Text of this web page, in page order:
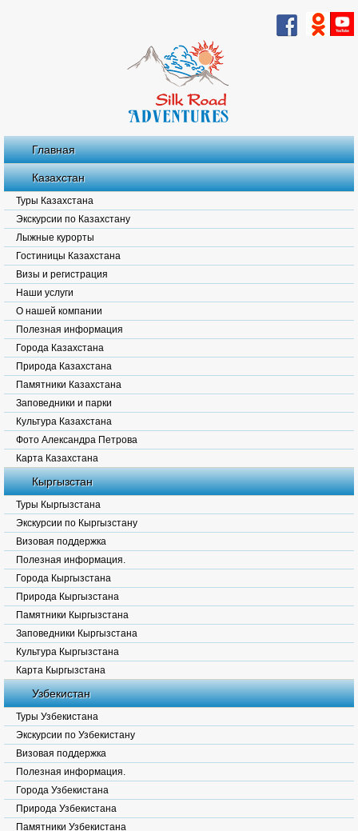
Главная
Казахстан
Туры Казахстана
Экскурсии по Казахстану
Лыжные курорты
Гостиницы Казахстана
Визы и регистрация
Наши услуги
О нашей компании
Полезная информация
Города Казахстана
Природа Казахстана
Памятники Казахстана
Заповедники и парки
Культура Казахстана
Фото Александра Петрова
Карта Казахстана
Кыргызстан
Туры Кыргызстана
Экскурсии по Кыргызстану
Визовая поддержка
Полезная информация.
Города Кыргызстана
Природа Кыргызстана
Памятники Кыргызстана
Заповедники Кыргызстана
Культура Кыргызстана
Карта Кыргызстана
Узбекистан
Туры Узбекистана
Экскурсии по Узбекистану
Визовая поддержка
Полезная информация.
Города Узбекистана
Природа Узбекистана
Памятники Узбекистана